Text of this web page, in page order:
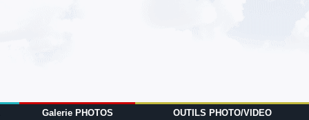
Galerie PHOTOS OUTILS PHOTO/VIDEO